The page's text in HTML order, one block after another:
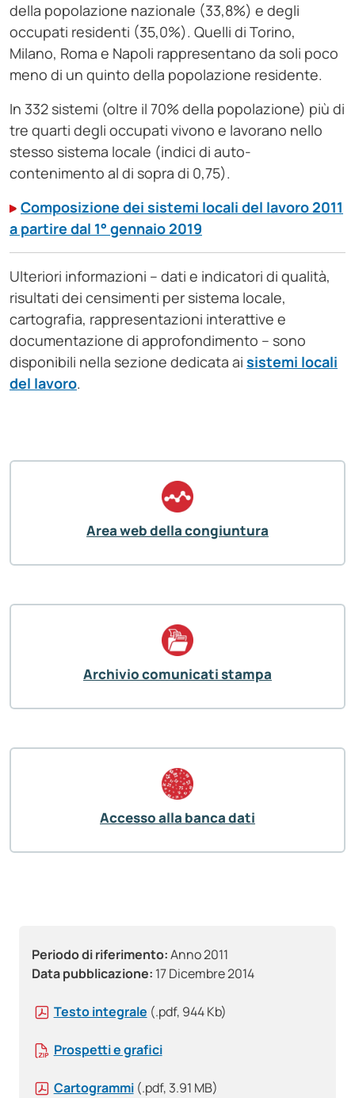
Periodo di riferimento:Anno 2011
Data pubblicazione: 17 Dicembre 2014
Testo integrale (.pdf, 944 Kb)
Prospetti e grafici
Cartogrammi (.pdf, 3.91 MB)
della popolazione nazionale (33,8%) e degli
occupati residenti (35,0%). Quelli di Torino,
Milano, Roma e Napoli rappresentano da soli poco
meno di un quinto della popolazione residente.
In 332 sistemi (oltre il 70% della popolazione) più di
tre quarti degli occupati vivono e lavorano nello
stesso sistema locale (indici di auto-
contenimento al di sopra di 0,75).
Composizione dei sistemi locali del lavoro 2011
a partire dal 1° gennaio 2019
Ulteriori informazioni – dati e indicatori di qualità,
risultati dei censimenti per sistema locale,
cartografia, rappresentazioni interattive e
documentazione di approfondimento – sono
disponibili nella sezione dedicata ai sistemi locali
del lavoro.
Area web della congiuntura
Archivio comunicati stampa
Accesso alla banca dati